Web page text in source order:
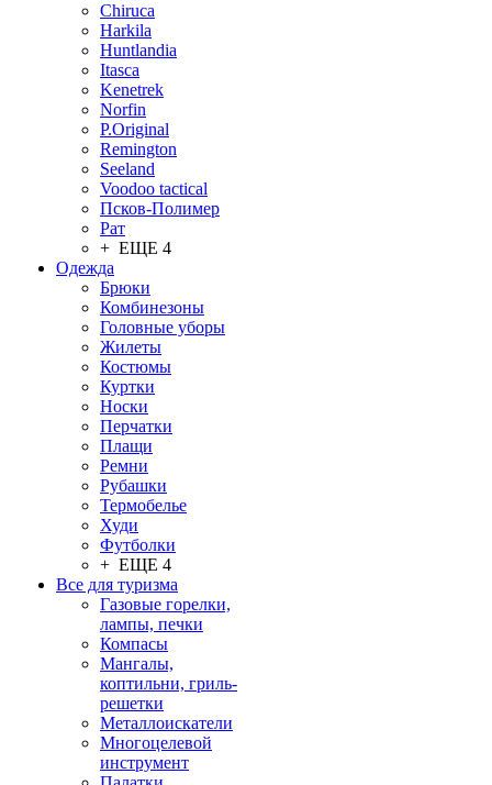
Chiruсa
Harkila
Huntlandia
Itasca
Kenetrek
Norfin
P.Original
Remington
Seeland
Voodoo tactical
Псков-Полимер
Рат
+ ЕЩЕ 4
Одежда
Брюки
Комбинезоны
Головные уборы
Жилеты
Костюмы
Куртки
Носки
Перчатки
Плащи
Ремни
Рубашки
Термобелье
Худи
Футболки
+ ЕЩЕ 4
Все для туризма
Газовые горелки,
лампы, печки
Компасы
Мангалы,
коптильни, гриль-
решетки
Металлоискатели
Многоцелевой
инструмент